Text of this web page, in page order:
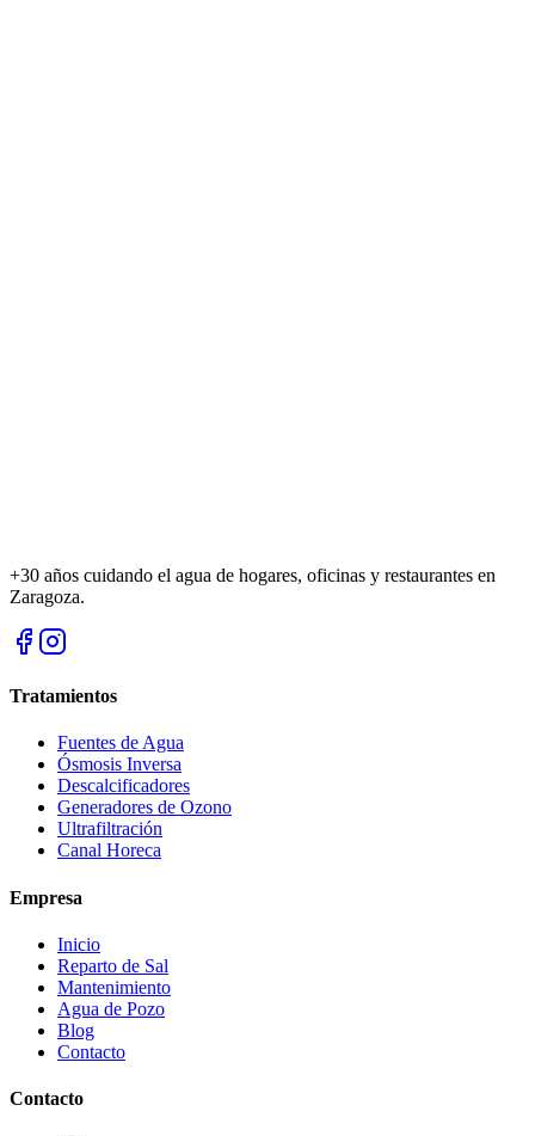
+30 años cuidando el agua de hogares, oficinas y restaurantes en
Zaragoza.
Tratamientos
Fuentes de Agua
Ósmosis Inversa
Descalcificadores
Generadores de Ozono
Ultrafiltración
Canal Horeca
Empresa
Inicio
Reparto de Sal
Mantenimiento
Agua de Pozo
Blog
Contacto
Contacto